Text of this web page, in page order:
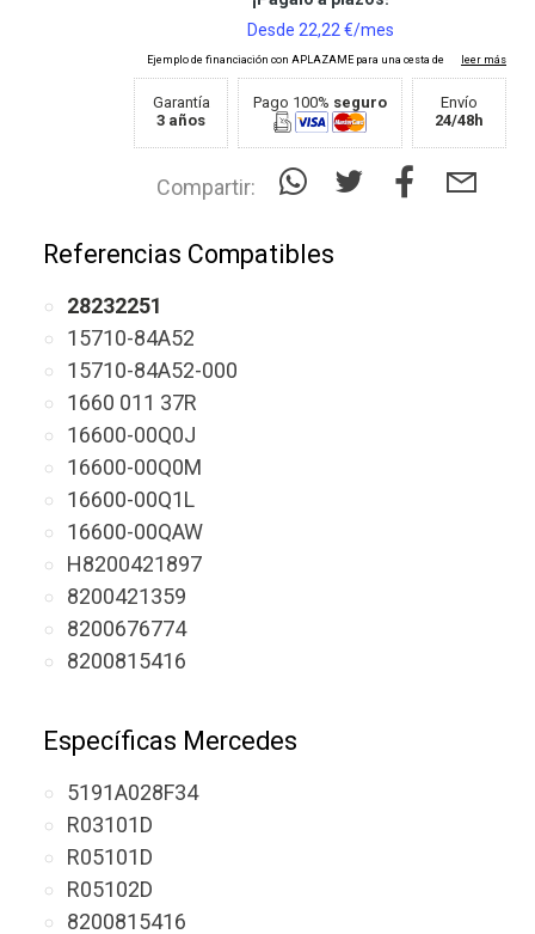
Garantía
3 años
Pago 100% seguro
Envío
24/48h
Compartir:
Referencias Compatibles
28232251
15710-84A52
15710-84A52-000
1660 011 37R
16600-00Q0J
16600-00Q0M
16600-00Q1L
16600-00QAW
H8200421897
8200421359
8200676774
8200815416
Específicas Mercedes
5191A028F34
R03101D
R05101D
R05102D
8200815416